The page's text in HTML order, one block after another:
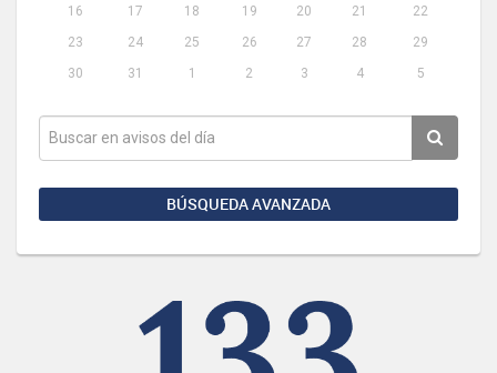
16
17 18 19 20 21
22
23
24 25 26 27 28
29
30
31 1 2 3 4 5
BÚSQUEDA AVANZADA